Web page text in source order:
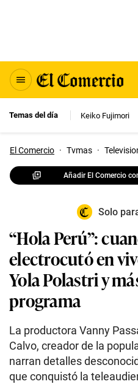
Temas del día Keiko Fujimori
El Comercio · Tvmas ·
Añadir El Comercio
Solo
“Hola Perú”:
electrocutó en
Yola Polastri y
programa
La productora Vanny
Calvo, creador de la
narran detalles
que conquistó la